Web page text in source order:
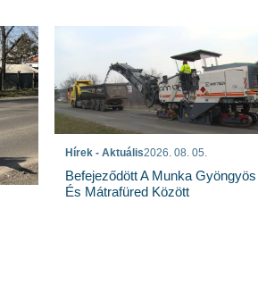
Hírek - Aktuális2026. 08. 05.
Befejeződött A Munka Gyöngyös
És Mátrafüred Között